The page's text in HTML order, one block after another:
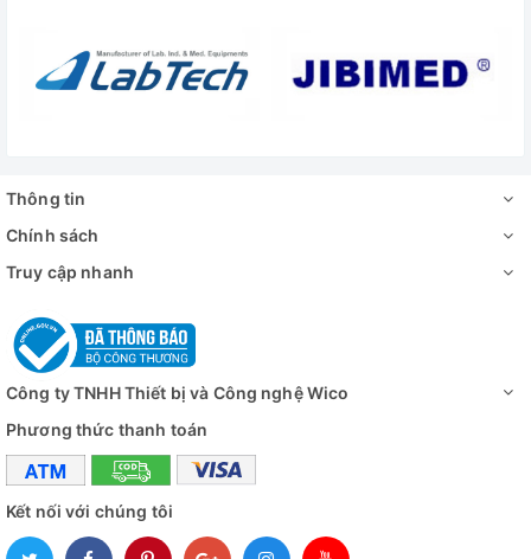
Thông tin
Chính sách
Truy cập nhanh
Công ty TNHH Thiết bị và Công nghệ Wico
Phương thức thanh toán
Kết nối với chúng tôi